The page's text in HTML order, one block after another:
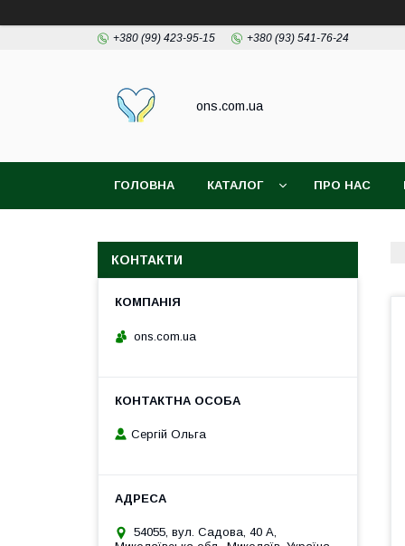
+380 (99) 423-95-15 +380 (93) 541-76-24
ons.com.ua
ГОЛОВНА КАТАЛОГ ПРО НАС
КОНТАКТИ
ons.com.ua
Сергій Ольга
54055, вул. Садова, 40 А,